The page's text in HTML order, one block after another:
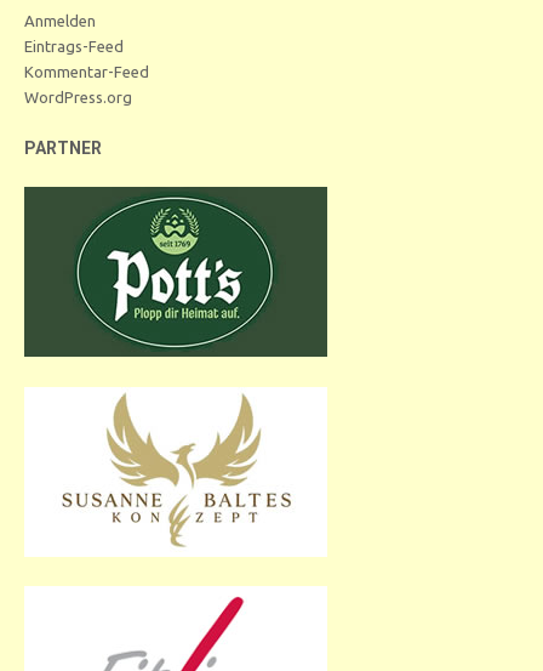
Anmelden
Eintrags-Feed
Kommentar-Feed
WordPress.org
PARTNER